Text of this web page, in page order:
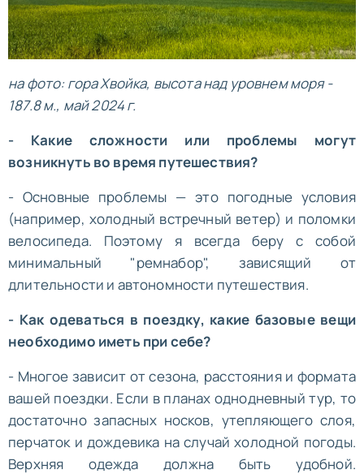
на фото: гора Хвойка, высота над уровнем моря -
187.8 м., май 2024 г.
- Какие сложности или проблемы могут
возникнуть во время путешествия?
- Основные проблемы — это погодные условия
(например, холодный встречный ветер) и поломки
велосипеда. Поэтому я всегда беру с собой
минимальный "ремнабор", зависящий от
длительности и автономности путешествия.
- Как одеваться в поездку, какие базовые вещи
необходимо иметь при себе?
- Многое зависит от сезона, расстояния и формата
вашей поездки. Если в планах однодневный тур, то
достаточно запасных носков, утепляющего слоя,
перчаток и дождевика на случай холодной погоды.
Верхняя одежда должна быть удобной.